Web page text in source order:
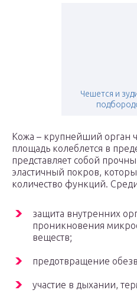
Чешется и
Кожа – крупнейший орган
площадь колеблется в
представляет собой
эластичный покров,
количество функций.
защита внутренних
проникновения
веществ;
предотвращение
участие в дыхании,